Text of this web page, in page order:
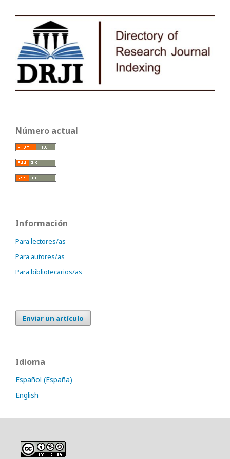
Número actual
Información
Para lectores/as
Para autores/as
Para bibliotecarios/as
Enviar un artículo
Idioma
Español (España)
English